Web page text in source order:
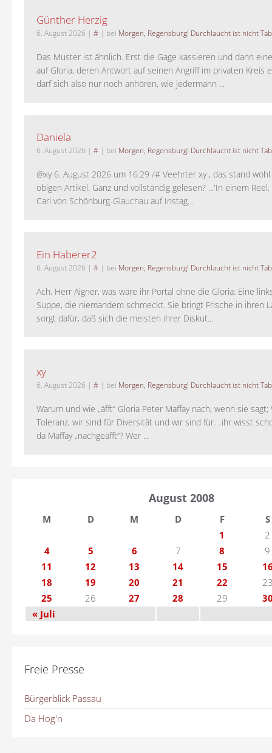
Günther Herzig
6. August 2026 | # | bei Morgen, Regensburg! Durchlaucht ist nicht
Das Muster ist ähnlich. Erst die Gage kassieren und dann
auf Gloria, deren Antwort auf seinen Angriff im privaten Kreis
darf sich also nur noch anhören, wie jedermann ...
Daniela
6. August 2026 | # | bei Morgen, Regensburg! Durchlaucht ist nicht
@xy 6. August 2026 um 16:29 /# Veehrter xy , das stand
obigen Artikel. Ganz und vollständig gelesen? ...'In einem
Carl von Schönburg-Glauchau auf Instag...
Ein Haberer2
6. August 2026 | # | bei Morgen, Regensburg! Durchlaucht ist nicht
Ach, Herr Aigner, was wäre ihr Portal ohne die Gloria: Eine
Suppe, die niemandem schmeckt. Sie bringt Frische in ihren
sorgt dafür, daß sich die meisten ihrer Diskut...
xy
6. August 2026 | # | bei Morgen, Regensburg! Durchlaucht ist nicht
Warum und wie „äfft“ Gloria Peter Maffay nach, wenn sie
Toleranz, wir sind für Diversität und wir sind für. ..ihr wisst
da Maffay „nachgeäfft“? Wer ...
August 2008
M D M D F
S
1
2
4
5 6 7 8
9
11
12 13 14 15
18
19 20 21 22
25
26 27 28 29
« Juli
Freie Presse
Bürgerblick Passau
Da Hog'n